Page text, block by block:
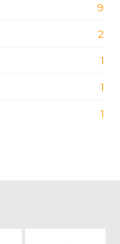
9
2
1
1
1